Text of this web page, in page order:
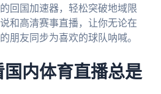
回国加速器，轻松突破地域限
和高清赛事直播，让你无论在
朋友同步为喜欢的球队呐喊。
国内体育直播总是